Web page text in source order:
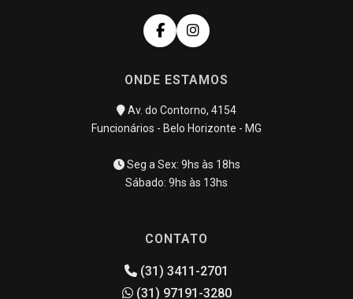
ONDE ESTAMOS
Av. do Contorno, 4154
Funcionários - Belo Horizonte - MG
Seg a Sex: 9hs às 18hs
Sábado: 9hs às 13hs
CONTATO
(31) 3411-2701
(31) 97191-3280